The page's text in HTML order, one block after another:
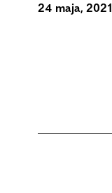
24 maja, 2021